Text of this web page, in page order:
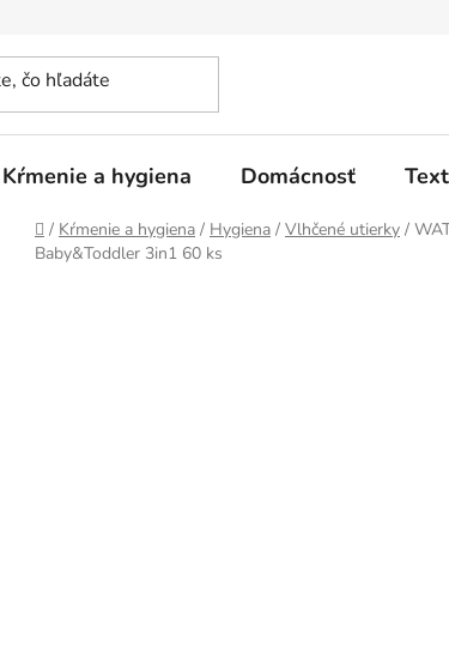
Kŕmenie a hygiena Domácnosť
Domov
/ Kŕmenie a hygiena / Hygiena / Vlhčené utierky /
Baby&Toddler 3in1 60 ks